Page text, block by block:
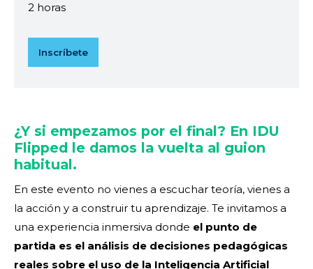
2 horas
Inscríbete
¿Y si empezamos por el final? En IDU
Flipped le damos la vuelta al guion
habitual.
En este evento no vienes a escuchar teoría, vienes a
la acción y a construir tu aprendizaje. Te invitamos a
una experiencia inmersiva donde el punto de
partida es el análisis de decisiones pedagógicas
reales sobre el uso de la Inteligencia Artificial